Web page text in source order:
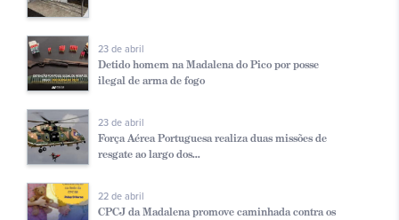
23 de abril
Detido homem na Madalena do Pico por posse
ilegal de arma de fogo
23 de abril
Força Aérea Portuguesa realiza duas missões de
resgate ao largo dos...
22 de abril
CPCJ da Madalena promove caminhada contra os